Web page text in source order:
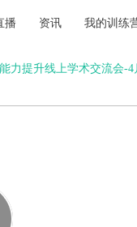
播 资讯 我的训练
提升线上学术交流会-4